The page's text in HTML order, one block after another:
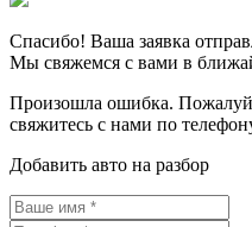
Спасибо! Ваша заявка
Мы свяжемся с вами в
Произошла ошибка.
свяжитесь с нами по
Добавить авто на разбор